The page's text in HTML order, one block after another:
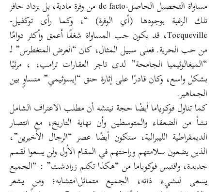
مساواة التحصيل الحاصل-de facto من وفرة مادية، بل يزداد حافز
تلك الرغبة بوجودها (أي الوفرة) “، وكما رأى توكفيل-
Tocqueville، قد يكون حب المساواة شغفًا أعمق وأكثر دوامًا
من حب الحرية. فعلى سبيل المثال، كان “العرض المتغطرس” لـ
“الميغالوثيميا الجامحة” لدى تاجر العقارات ترامب، ، مرئيًا
بشكل واسع، وكان قادرًا على إثارة حنق “إيسوثيمي” متساوٍ بين
الجماهير.
كما تناول فوكوياما أيضًا حجة نيتشه أن مطلب الاعتراف الشامل
نشأ من الضعفاء والمتوسطين وأن نهاية التاريخ، مع انتصار
الديمقراطية الليبرالية، ستكون أيضًا عصر “الرجال الأخيرين”،
الذين يضعون سلامتهم وراحتهم في المقام الأول ولن يسعوا لقمم
جديدة، واقتبس فوكوياما من “هكذا تكلم زرادشت” : “الجميع
يسعى للشيء ذاته، الجميع متماثل\متشابه؛ ومن يشعر